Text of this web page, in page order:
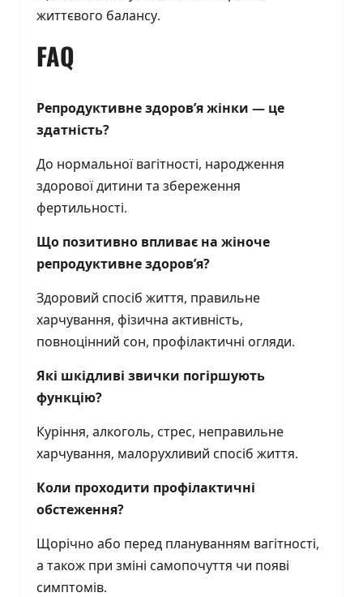
життєвого балансу.
FAQ
Репродуктивне здоров’я жінки — це
здатність?
До нормальної вагітності, народження
здорової дитини та збереження
фертильності.
Що позитивно впливає на жіноче
репродуктивне здоров’я?
Здоровий спосіб життя, правильне
харчування, фізична активність,
повноцінний сон, профілактичні огляди.
Які шкідливі звички погіршують
функцію?
Куріння, алкоголь, стрес, неправильне
харчування, малорухливий спосіб життя.
Коли проходити профілактичні
обстеження?
Щорічно або перед плануванням вагітності,
а також при зміні самопочуття чи появі
симптомів.